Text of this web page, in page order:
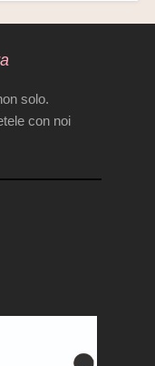
solo.
con noi